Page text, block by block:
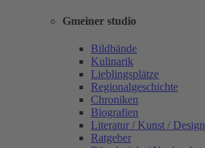
Gmeiner studio
Bildbände
Kulinarik
Lieblingsplätze
Regionalgeschichte
Chroniken
Biografien
Literatur / Kunst / Design
Ratgeber